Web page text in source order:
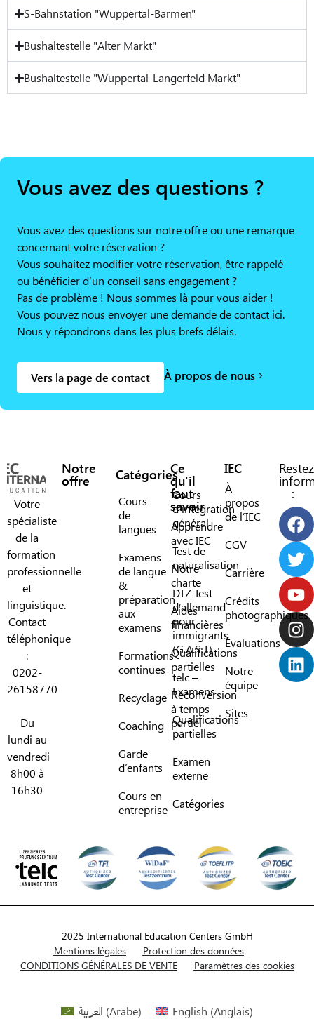
S-Bahnstation "Wuppertal-Barmen"
Bushaltestelle "Alter Markt"
Bushaltestelle "Wuppertal-Langerfeld Markt"
Vous avez des questions ?
Vous avez des questions sur notre offre ou une remarque
concernant votre réservation ?
Vous souhaitez modifier votre réservation, être rappelé
ou bénéficier d’un conseil sans engagement ?
Pas de problème ! Nous sommes là pour vous aider !
Vous pouvez nous envoyer une demande de contact ici.
Nous y répondrons dans les plus brefs délais.
Vers la page de contact À propos de nous
Votre
spécialiste
de la
formation
professionnelle
et
linguistique.
Contact
téléphonique
:
0202-
26158770
Du
lundi au
vendredi
8h00 à
16h30
Notre
offre
Cours
de
langues
Examens
de langue
&
préparation
aux
examens
Formations
continues
Recyclage
Coaching
Garde
d’enfants
Cours en
entreprise
Catégories
Cours
d’intégration
général
Test de
naturalisation
DTZ Test
d’allemand
pour
immigrants
(G.A.S.T)
telc –
Examens
Qualifications
partielles
Examen
externe
Catégories
Ce
qu'il
faut
savoir
Apprendre
avec IEC
Notre
charte
Aides
financières
Qualifications
partielles
Reconversion
à temps
partiel
IEC
À
propos
de l’IEC
CGV
Carrière
Crédits
photographiques
Évaluations
Notre
équipe
Sites
Restez
:
2025 International Education Centers GmbH
Mentions légales
Protection des données
CONDITIONS GÉNÉRALES DE VENTE
Paramètres des cookies
العربية (Arabe) English (Anglais)